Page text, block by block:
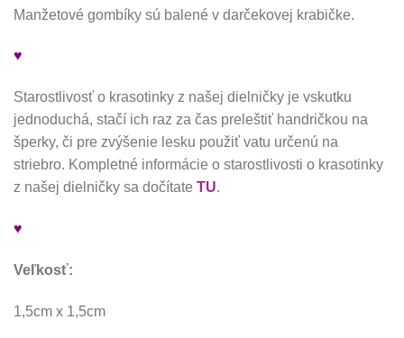
Manžetové gombíky sú balené v darčekovej krabičke.
♥
Starostlivosť o krasotinky z našej dielničky je vskutku
jednoduchá, stačí ich raz za čas preleštiť handričkou na
šperky, či pre zvýšenie lesku použiť vatu určenú na
striebro. Kompletné informácie o starostlivosti o krasotinky
z našej dielničky sa dočítate TU.
♥
Veľkosť:
1,5cm x 1,5cm